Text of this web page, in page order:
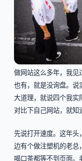
做网站这么多年，我见
也有，就是没询盘。说
大道理，就说四个我实
对比下自己网站，就知
先说打开速度。这年头
边有个做注塑机的老
喝口茶都等不到页面